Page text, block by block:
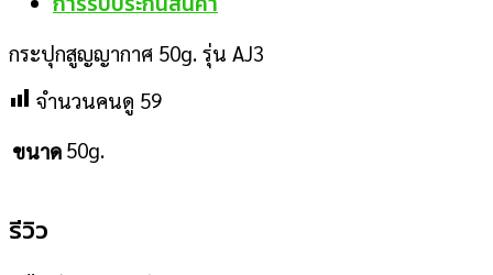
กระปุกสูญญากาศ 50g. รุ่น AJ3
จำนวนคนดู 59
ขนาด 50g.
รีวิว